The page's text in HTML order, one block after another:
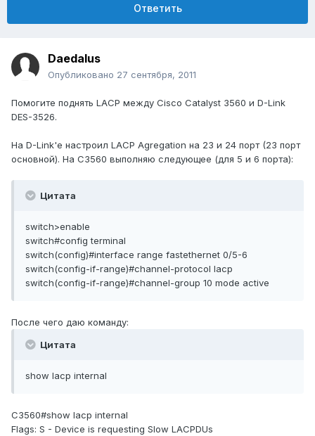
Ответить
Daedalus
Опубликовано 27 сентября, 2011
Помогите поднять LACP между Cisco Catalyst 3560 и D-Link
DES-3526.
На D-Link'е настроил LACP Agregation на 23 и 24 порт (23 порт
основной). На C3560 выполняю следующее (для 5 и 6 порта):
Цитата
switch>enable
switch#config terminal
switch(config)#interface range fastethernet 0/5-6
switch(config-if-range)#channel-protocol lacp
switch(config-if-range)#channel-group 10 mode active
После чего даю команду:
Цитата
show lacp internal
C3560#show lacp internal
Flags: S - Device is requesting Slow LACPDUs